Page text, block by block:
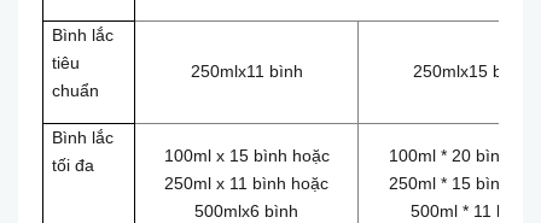
Bình lắc
tiêu
chuẩn
250mlx11 bình 250mlx15 bình
Bình lắc
tối đa
100ml x 15 bình hoặc
250ml x 11 bình hoặc
500mlx6 bình
100ml * 20 bình
250ml * 15 bình
500ml * 11 bình